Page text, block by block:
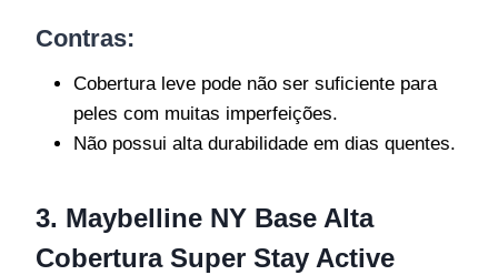
Contras:
Cobertura leve pode não ser suficiente para
peles com muitas imperfeições.
Não possui alta durabilidade em dias quentes.
3. Maybelline NY Base Alta
Cobertura Super Stay Active